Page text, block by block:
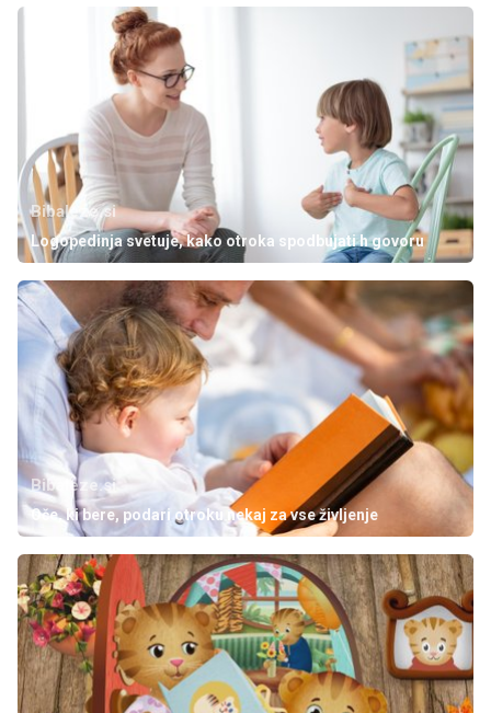
Bibaleze.si
Logopedinja svetuje, kako otroka spodbujati h govoru
Bibaleze.si
Oče, ki bere, podari otroku nekaj za vse življenje